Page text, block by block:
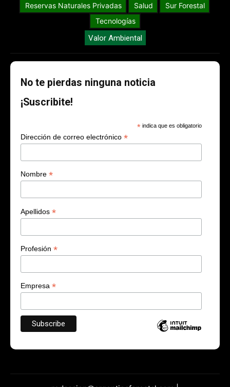
Reservas Naturales Privadas
Salud
Sur Forestal
Tecnologías
Valor Ambiental
No te pierdas ninguna noticia
¡Suscribite!
* indica que es obligatorio
Dirección de correo electrónico *
Nombre *
Apellidos *
Profesión *
Empresa *